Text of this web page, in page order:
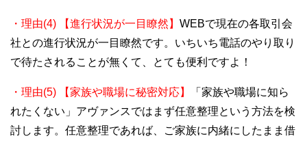
・理由(4) 【進行状況が一目瞭然】 WEBで現在の各取引会
社との進行状況が一目瞭然です。いちいち電話のやり取り
で待たされることが無くて、とても便利ですよ！
・理由(5) 【家族や職場に秘密対応】
「家族や職場に知ら
れたくない」アヴァンスではまず任意整理という方法を検
討します。任意整理であれば、ご家族に内緒にしたまま借